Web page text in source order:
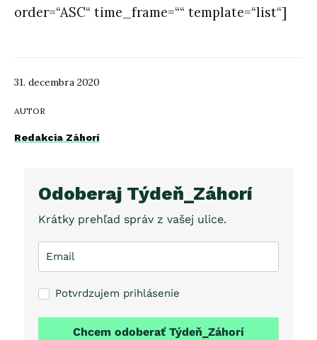
31. decembra 2020
AUTOR
Redakcia Záhorí
order=“ASC“ time_frame=““ template=“list“]
Odoberaj Týdeň_Záhorí
Krátky prehľad správ z vašej ulice.
Potvrdzujem prihlásenie
Chcem odoberať Týdeň_Záhorí